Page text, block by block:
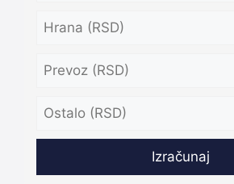
Izračunaj